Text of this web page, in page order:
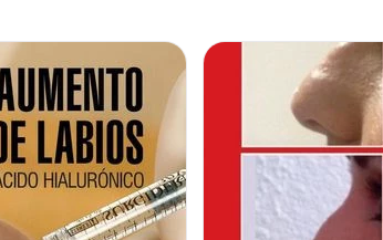
CIRUGÍA BARIÁTRICA
Balón gástrico
Manga Gástrica